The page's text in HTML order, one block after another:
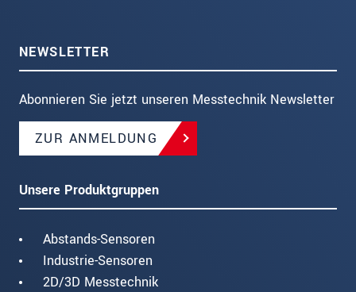
NEWSLETTER
Abonnieren Sie jetzt unseren Messtechnik Newsletter
ZUR ANMELDUNG
Unsere Produktgruppen
Abstands-Sensoren
Industrie-Sensoren
2D/3D Messtechnik